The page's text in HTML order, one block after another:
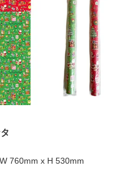
760mm x H 530mm